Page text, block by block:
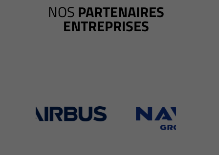
NOS PARTENAIRES
ENTREPRISES